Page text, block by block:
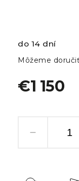
€1 150
do 14 dní
Môžeme